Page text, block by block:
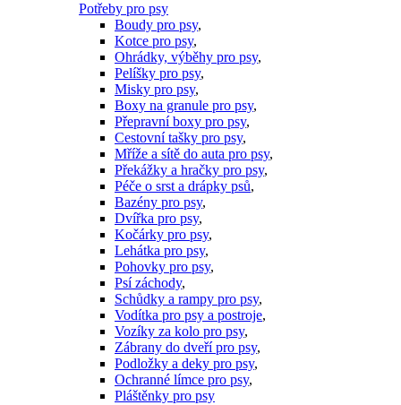
Potřeby pro psy
Boudy pro psy,
Kotce pro psy,
Ohrádky, výběhy pro psy,
Pelíšky pro psy,
Misky pro psy,
Boxy na granule pro psy,
Přepravní boxy pro psy,
Cestovní tašky pro psy,
Mříže a sítě do auta pro psy,
Překážky a hračky pro psy,
Péče o srst a drápky psů,
Bazény pro psy,
Dvířka pro psy,
Kočárky pro psy,
Lehátka pro psy,
Pohovky pro psy,
Psí záchody,
Schůdky a rampy pro psy,
Vodítka pro psy a postroje,
Vozíky za kolo pro psy,
Zábrany do dveří pro psy,
Podložky a deky pro psy,
Ochranné límce pro psy,
Pláštěnky pro psy